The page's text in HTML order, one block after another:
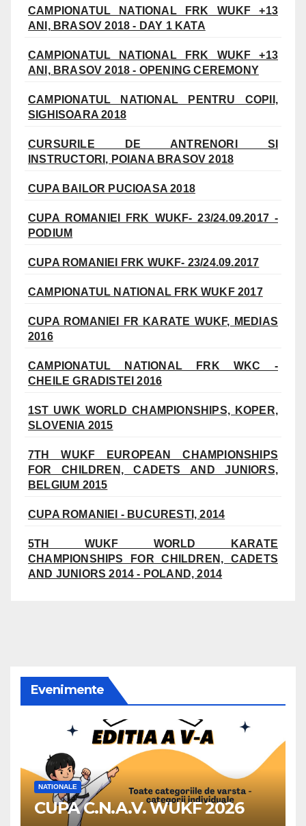
CAMPIONATUL NATIONAL FRK WUKF +13
ANI, BRASOV 2018 - DAY 1 KATA
CAMPIONATUL NATIONAL FRK WUKF +13
ANI, BRASOV 2018 - OPENING CEREMONY
CAMPIONATUL NATIONAL PENTRU COPII,
SIGHISOARA 2018
CURSURILE DE ANTRENORI SI
INSTRUCTORI, POIANA BRASOV 2018
CUPA BAILOR PUCIOASA 2018
CUPA ROMANIEI FRK WUKF- 23/24.09.2017 -
PODIUM
CUPA ROMANIEI FRK WUKF- 23/24.09.2017
CAMPIONATUL NATIONAL FRK WUKF 2017
CUPA ROMANIEI FR KARATE WUKF, MEDIAS
2016
CAMPIONATUL NATIONAL FRK WKC -
CHEILE GRADISTEI 2016
1ST UWK WORLD CHAMPIONSHIPS, KOPER,
SLOVENIA 2015
7TH WUKF EUROPEAN CHAMPIONSHIPS
FOR CHILDREN, CADETS AND JUNIORS,
BELGIUM 2015
CUPA ROMANIEI - BUCURESTI, 2014
5TH WUKF WORLD KARATE
CHAMPIONSHIPS FOR CHILDREN, CADETS
AND JUNIORS 2014 - POLAND, 2014
Evenimente
NATIONALE
CUPA C.N.A.V. WUKF 2026